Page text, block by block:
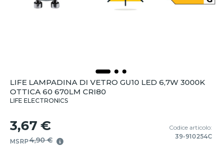
LIFE LAMPADINA DI VETRO GU10 LED 6,7W 3000K
OTTICA 60 670LM CRI80
LIFE ELECTRONICS
3,67 €
MSRP4,90 €
Codice articolo:
39-910254C